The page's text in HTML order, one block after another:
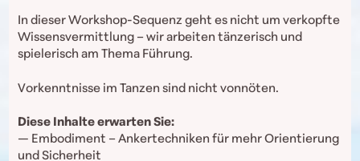
In dieser Workshop-Sequenz geht es nicht um verkopfte
Wissensvermittlung – wir arbeiten tänzerisch und
spielerisch am Thema Führung.
Vorkenntnisse im Tanzen sind nicht vonnöten.
Diese Inhalte erwarten Sie:
— Embodiment – Ankertechniken für mehr Orientierung
und Sicherheit